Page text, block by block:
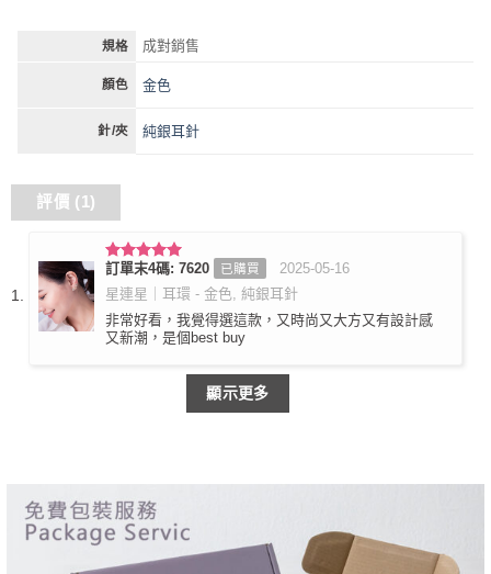
規格 成對銷售
顏色 金色
針/夾 純銀耳針
評價 (1)
評分5滿
分 5
訂單末4碼: 7620 已購買
2025-05-16
星連星｜耳環 - 金色, 純銀耳針
非常好看，我覺得選這款，又時尚又大方又有設計感
又新潮，是個best buy
顯示更多